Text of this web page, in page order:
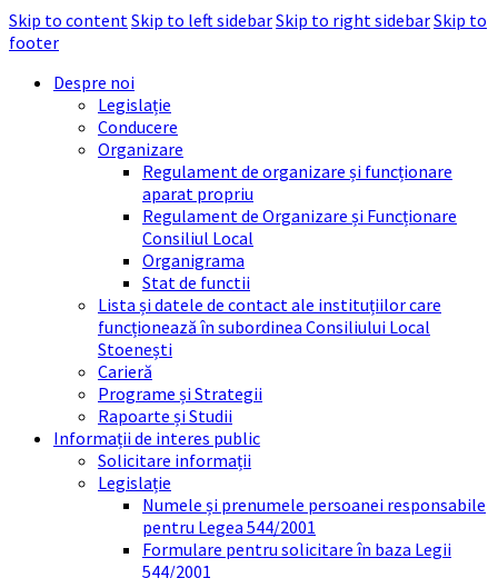
Skip to contentSkip to left sidebarSkip to right sidebarSkip to
footer
Despre noi
Legislație
Conducere
Organizare
Regulament de organizare și funcționare
aparat propriu
Regulament de Organizare și Funcționare
Consiliul Local
Organigrama
Stat de functii
Lista și datele de contact ale instituțiilor care
funcționează în subordinea Consiliului Local
Stoenești
Carieră
Programe și Strategii
Rapoarte și Studii
Informații de interes public
Solicitare informații
Legislație
Numele și prenumele persoanei responsabile
pentru Legea 544/2001
Formulare pentru solicitare în baza Legii
544/2001